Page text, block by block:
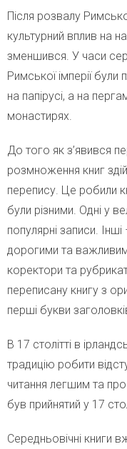
Після розвалу
культурний вплив на
зменшився. У часи
Римської імперії
на папірусі, а на
монастирях.
До того як з’явився
розмноження книг
перепису. Це робили
були різними. Одні у
популярні записи.
дорогими та
коректори та
переписану книгу з
перші букви
В 17 столітті в
традицію робити
читання легшим та
був прийнятий у 17
Середньовічні книги